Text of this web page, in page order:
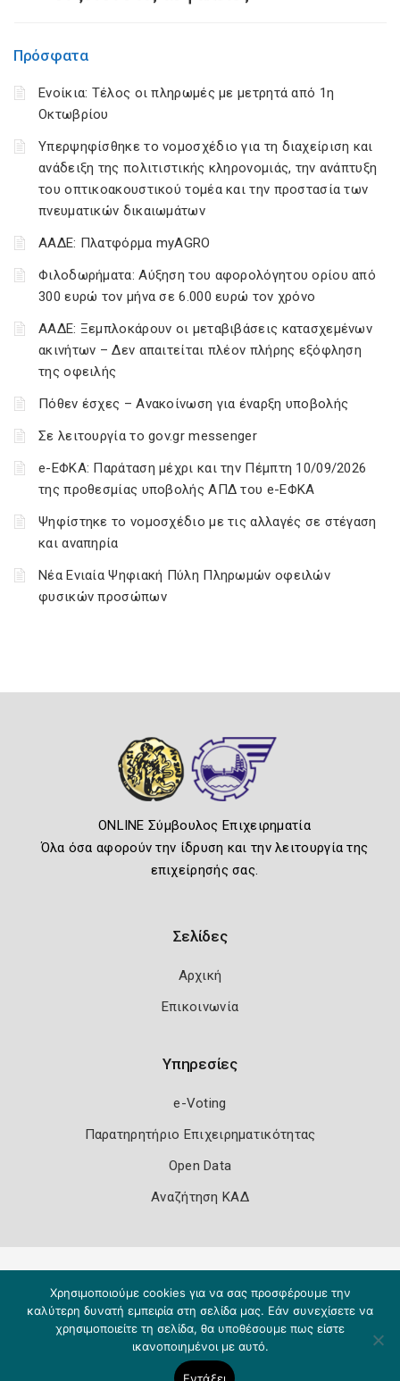
Πρόσφατα
Ενοίκια: Τέλος οι πληρωμές με μετρητά από 1η
Οκτωβρίου
Υπερψηφίσθηκε το νομοσχέδιο για τη διαχείριση και
ανάδειξη της πολιτιστικής κληρονομιάς, την ανάπτυξη
του οπτικοακουστικού τομέα και την προστασία των
πνευματικών δικαιωμάτων
ΑΑΔΕ: Πλατφόρμα myAGRO
Φιλοδωρήματα: Αύξηση του αφορολόγητου ορίου από
300 ευρώ τον μήνα σε 6.000 ευρώ τον χρόνο
ΑΑΔΕ: Ξεμπλοκάρουν οι μεταβιβάσεις κατασχεμένων
ακινήτων – Δεν απαιτείται πλέον πλήρης εξόφληση
της οφειλής
Πόθεν έσχες – Ανακοίνωση για έναρξη υποβολής
Σε λειτουργία το gov.gr messenger
e-ΕΦΚΑ: Παράταση μέχρι και την Πέμπτη 10/09/2026
της προθεσμίας υποβολής ΑΠΔ του e-ΕΦΚΑ
Ψηφίστηκε το νομοσχέδιο με τις αλλαγές σε στέγαση
και αναπηρία
Νέα Ενιαία Ψηφιακή Πύλη Πληρωμών οφειλών
φυσικών προσώπων
ONLINE Σύμβουλος Επιχειρηματία
Όλα όσα αφορούν την ίδρυση και την λειτουργία της
επιχείρησής σας.
Σελίδες
Αρχική
Επικοινωνία
Υπηρεσίες
e-Voting
Παρατηρητήριο Επιχειρηματικότητας
Open Data
Αναζήτηση ΚΑΔ
Χρησιμοποιούμε cookies για να σας προσφέρουμε την
καλύτερη δυνατή εμπειρία στη σελίδα μας. Εάν συνεχίσετε να
χρησιμοποιείτε τη σελίδα, θα υποθέσουμε πως είστε
ικανοποιημένοι με αυτό.
Εντάξει
Copyright 2026 Knowledge A.E.